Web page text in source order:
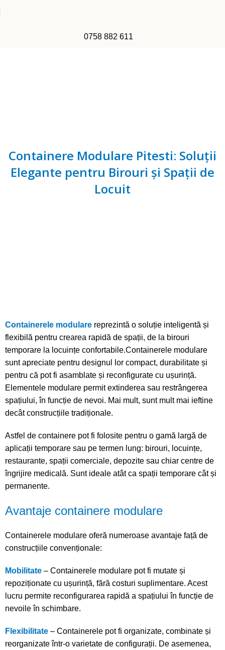
0758 882 611
Containere Modulare Pitesti: Soluții
Elegante pentru Birouri și Spații de
Locuit
Containerele modulare reprezintă o soluție inteligentă și
flexibilă pentru crearea rapidă de spații, de la birouri
temporare la locuințe confortabile.Containerele modulare
sunt apreciate pentru designul lor compact, durabilitate și
pentru că pot fi asamblate și reconfigurate cu ușurință.
Elementele modulare permit extinderea sau restrângerea
spațiului, în funcție de nevoi. Mai mult, sunt mult mai ieftine
decât construcțiile tradiționale.
Astfel de containere pot fi folosite pentru o gamă largă de
aplicații temporare sau pe termen lung: birouri, locuințe,
restaurante, spații comerciale, depozite sau chiar centre de
îngrijire medicală. Sunt ideale atât ca spații temporare cât și
permanente.
Avantaje containere modulare
Containerele modulare oferă numeroase avantaje față de
construcțiile convenționale:
Mobilitate – Containerele modulare pot fi mutate și
repoziționate cu ușurință, fără costuri suplimentare. Acest
lucru permite reconfigurarea rapidă a spațiului în funcție de
nevoile în schimbare.
Flexibilitate – Containerele pot fi organizate, combinate și
reorganizate într-o varietate de configurații. De asemenea,